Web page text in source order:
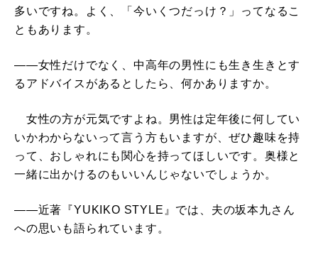
多いですね。よく、「今いくつだっけ？」ってなるこ
ともあります。
――女性だけでなく、中高年の男性にも生き生きとす
るアドバイスがあるとしたら、何かありますか。
女性の方が元気ですよね。男性は定年後に何してい
いかわからないって言う方もいますが、ぜひ趣味を持
って、おしゃれにも関心を持ってほしいです。奥様と
一緒に出かけるのもいいんじゃないでしょうか。
――近著『YUKIKO STYLE』では、夫の坂本九さん
への思いも語られています。